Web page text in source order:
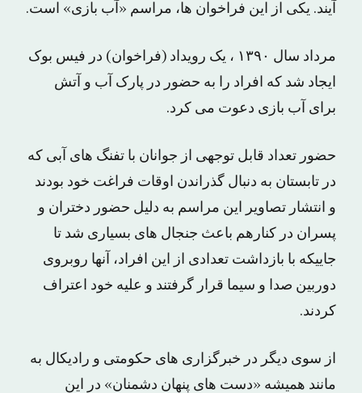
آیند. یکی از این فراخوان ها، مراسم «آب بازی» است.
مرداد سال ۱۳۹۰ ، یک رویداد (فراخوان) در فیس بوک
ایجاد شد که افراد را به حضور در پارک آب و آتش
برای آب بازی دعوت می کرد.
حضور تعداد قابل توجهی از جوانان با تفنگ های آبی که
در تابستان به دنبال گذراندن اوقات فراغت خود بودند
و انتشار تصاویر این مراسم به دلیل حضور دختران و
پسران در کنارهم باعث جنجال های بسیاری شد تا
جاییکه با بازداشت تعدادی از این افراد، آنها روبروی
دوربین صدا و سیما قرار گرفتند و علیه خود اعتراف
کردند.
از سوی دیگر در خبرگزاری های حکومتی و رادیکال به
مانند همیشه «دست های پنهان دشمنان» در این